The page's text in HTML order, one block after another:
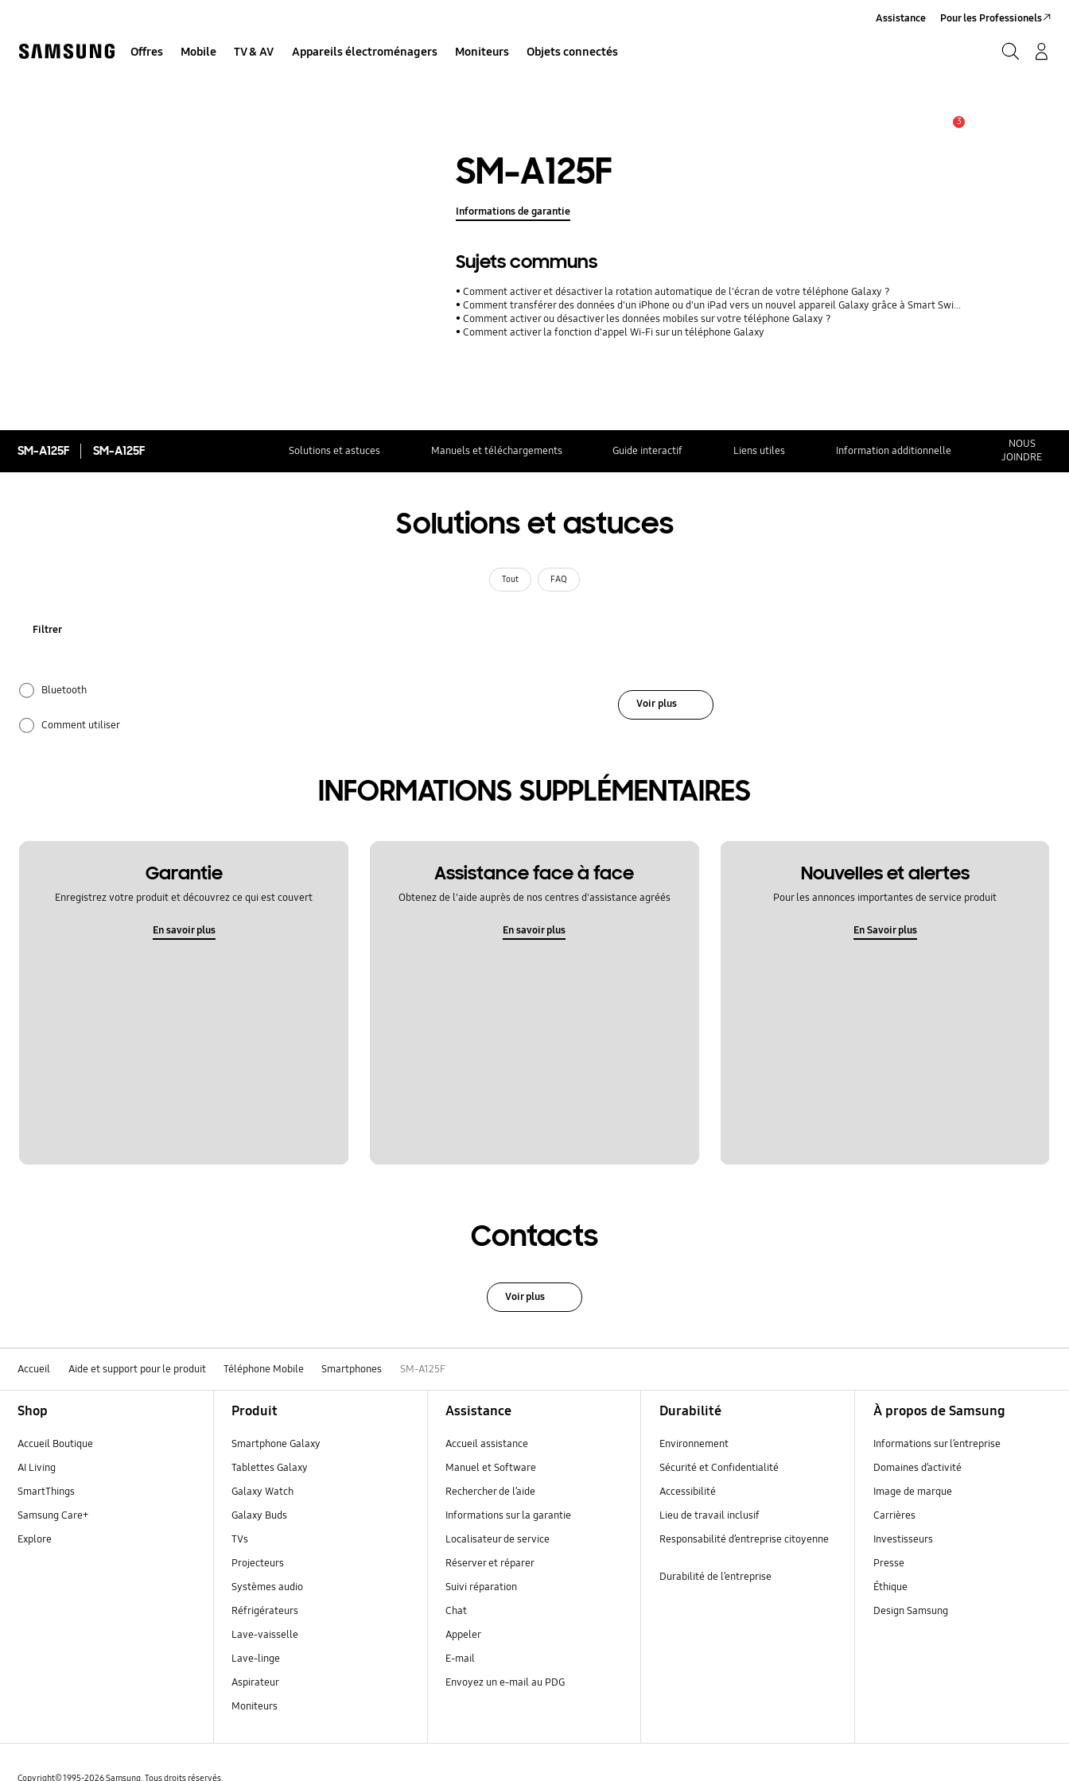
Offres Mobile TV & AV Appareils électroménagers Moniteurs Objets connectés
Assistance Pour les Professionels
3
SM-A125F
Informations de garantie
Sujets communs
Comment activer et désactiver la rotation automatique de l'écran de votre téléphone Galaxy ?
Comment transférer des données d'un iPhone ou d'un iPad vers un nouvel appareil Galaxy grâce à Smart Switch ?
Comment activer ou désactiver les données mobiles sur votre téléphone Galaxy ?
Comment activer la fonction d'appel Wi-Fi sur un téléphone Galaxy
SM-A125F SM-A125F Solutions et astuces Manuels et téléchargements Guide interactif Liens utiles Information additionnelle
NOUS
JOINDRE
Solutions et astuces
Tout FAQ
Filtrer
Bluetooth
Comment utiliser
Sauvegarde et restauration
application
Voir plus
INFORMATIONS SUPPLÉMENTAIRES
Garantie
Enregistrez votre produit et découvrez ce qui est couvert
En savoir plus
Assistance face à face
Obtenez de l'aide auprès de nos centres d'assistance agréés
En savoir plus
Nouvelles et alertes
Pour les annonces importantes de service produit
En Savoir plus
Contacts
Voir plus
Accueil Aide et support pour le produit Téléphone Mobile Smartphones SM-A125F
Shop
Accueil Boutique
AI Living
SmartThings
Samsung Care+
Explore
Produit
Smartphone Galaxy
Tablettes Galaxy
Galaxy Watch
Galaxy Buds
TVs
Projecteurs
Systèmes audio
Réfrigérateurs
Lave-vaisselle
Lave-linge
Aspirateur
Moniteurs
Assistance
Accueil assistance
Manuel et Software
Rechercher de l’aide
Informations sur la garantie
Localisateur de service
Réserver et réparer
Suivi réparation
Chat
Appeler
E-mail
Envoyez un e-mail au PDG
Durabilité
Environnement
Sécurité et Confidentialité
Accessibilité
Lieu de travail inclusif
Responsabilité d’entreprise citoyenne
Durabilité de l’entreprise
À propos de Samsung
Informations sur l’entreprise
Domaines d’activité
Image de marque
Carrières
Investisseurs
Presse
Éthique
Design Samsung
Copyright© 1995-2026 Samsung. Tous droits réservés.